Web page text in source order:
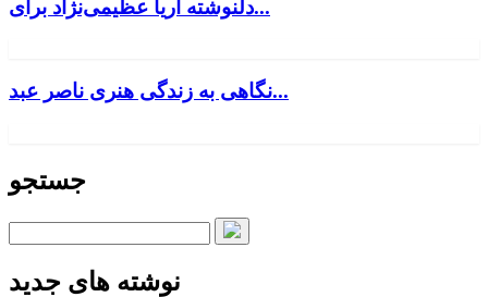
دلنوشته آریا عظیمی‌نژاد برای...
نگاهی به زندگی هنری ناصر عبد...
جستجو
نوشته های جدید